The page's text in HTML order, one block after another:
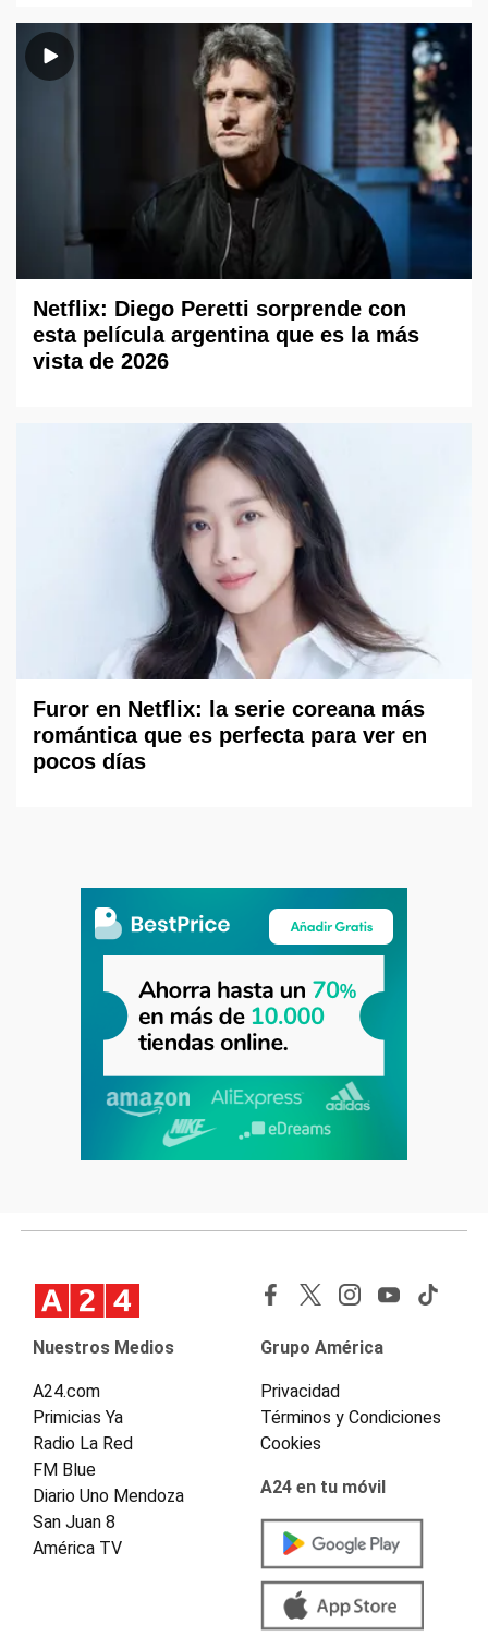
Netflix: Diego Peretti sorprende con
esta película argentina que es la más
vista de 2026
Furor en Netflix: la serie coreana más
romántica que es perfecta para ver en
pocos días
Nuestros Medios
A24.com
Primicias Ya
Radio La Red
FM Blue
Diario Uno Mendoza
San Juan 8
América TV
Grupo América
Privacidad
Términos y Condiciones
Cookies
A24 en tu móvil